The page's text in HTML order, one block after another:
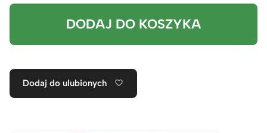
DODAJ DO KOSZYKA
Dodaj do ulubionych